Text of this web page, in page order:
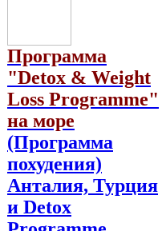
Программа
"Detox & Weight
Loss Programme"
на море
(Программа
похудения)
Анталия, Турция
и Detox